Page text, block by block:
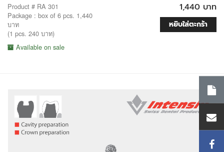
Product # RA 301
Package : box of 6 pcs. 1,440
บาท
(1 pcs. 240 บาท)
Available on sale
1,440 บาท
หยิบใส่ตะกร้า